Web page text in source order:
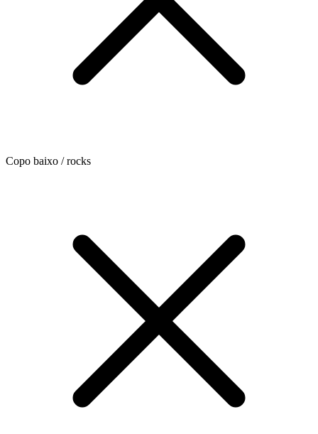
Copo baixo / rocks